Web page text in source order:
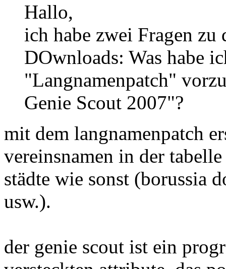
Hallo,
ich habe zwei Fragen zu
DOwnloads: Was habe
"Langnamenpatch"
Genie Scout 2007"?
mit dem langnamenpatch
vereinsnamen in der
städte wie sonst (borussia
usw.).
der genie scout ist ein